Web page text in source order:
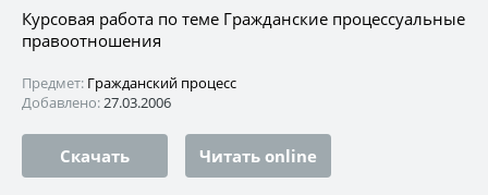
Курсовая работа по теме Гражданские процессуальные
правоотношения
Предмет: Гражданский процесс
Добавлено:27.03.2006
Скачать Читать online